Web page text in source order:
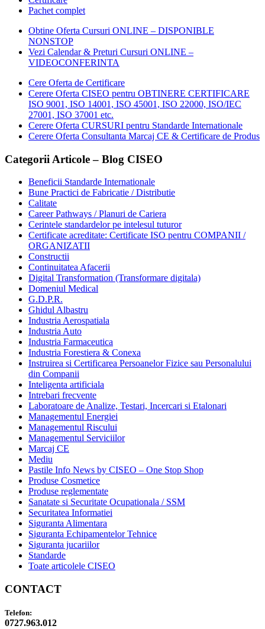
Pachet complet
Obtine Oferta Cursuri ONLINE – DISPONIBLE
NONSTOP
Vezi Calendar & Preturi Cursuri ONLINE –
VIDEOCONFERINTA
Cere Oferta de Certificare
Cerere Oferta CISEO pentru OBTINERE CERTIFICARE
ISO 9001, ISO 14001, ISO 45001, ISO 22000, ISO/IEC
27001, ISO 37001 etc.
Cerere Oferta CURSURI pentru Standarde Internationale
Cerere Oferta Consultanta Marcaj CE & Certificare de Produs
Categorii Articole – Blog CISEO
Beneficii Standarde Internationale
Bune Practici de Fabricatie / Distributie
Calitate
Career Pathways / Planuri de Cariera
Cerintele standardelor pe intelesul tuturor
Certificate acreditate: Certificate ISO pentru COMPANII /
ORGANIZATII
Constructii
Continuitatea Afacerii
Digital Transformation (Transformare digitala)
Domeniul Medical
G.D.P.R.
Ghidul Albastru
Industria Aerospatiala
Industria Auto
Industria Farmaceutica
Industria Forestiera & Conexa
Instruirea si Certificarea Persoanelor Fizice sau Personalului
din Companii
Inteligenta artificiala
Intrebari frecvente
Laboratoare de Analize, Testari, Incercari si Etalonari
Managementul Energiei
Managementul Riscului
Managementul Serviciilor
Marcaj CE
Mediu
Pastile Info News by CISEO – One Stop Shop
Produse Cosmetice
Produse reglementate
Sanatate si Securitate Ocupationala / SSM
Securitatea Informatiei
Siguranta Alimentara
Siguranta Echipamentelor Tehnice
Siguranta jucariilor
Standarde
Toate articolele CISEO
CONTACT
Telefon:
0727.963.012